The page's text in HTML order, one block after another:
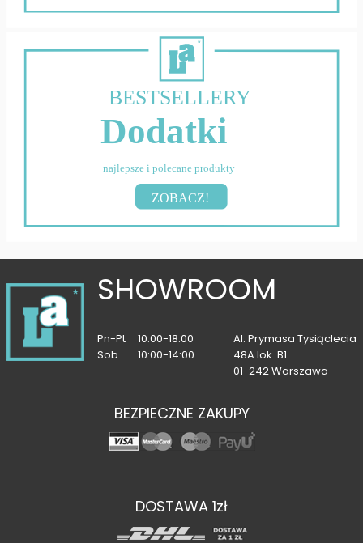
BESTSELLERY
Dodatki
najlepsze i polecane produkty
ZOBACZ!
SHOWROOM
Pn-Pt
10:00-18:00
Sob
10:00-14:00
Al. Prymasa Tysiąclecia
48A lok. B1
01-242 Warszawa
BEZPIECZNE ZAKUPY
DOSTAWA 1zł